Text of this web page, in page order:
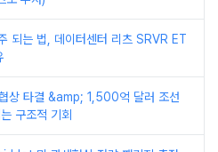
되는 법, 데이터센터 리츠 SRVR ET
상 타결 &amp; 1,500억 달러 조선
구조적 기회